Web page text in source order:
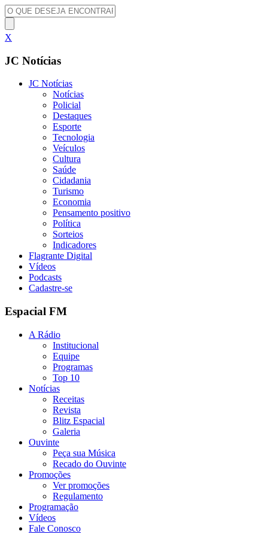
X
JC Notícias
JC Notícias
Notícias
Policial
Destaques
Esporte
Tecnologia
Veículos
Cultura
Saúde
Cidadania
Turismo
Economia
Pensamento positivo
Política
Sorteios
Indicadores
Flagrante Digital
Vídeos
Podcasts
Cadastre-se
Espacial FM
A Rádio
Institucional
Equipe
Programas
Top 10
Notícias
Receitas
Revista
Blitz Espacial
Galeria
Ouvinte
Peça sua Música
Recado do Ouvinte
Promoções
Ver promoções
Regulamento
Programação
Vídeos
Fale Conosco